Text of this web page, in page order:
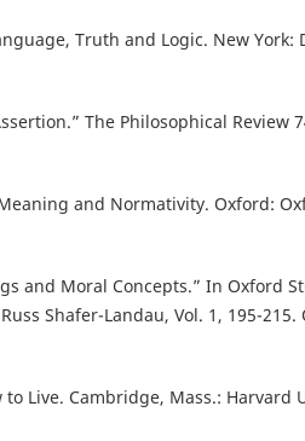
Truth and Logic. New York:
The Philosophical Review
and Normativity. Oxford:
and Moral Concepts.” In Oxford
Shafer-Landau, Vol. 1, 195-215.
Live. Cambridge, Mass.: Harvard